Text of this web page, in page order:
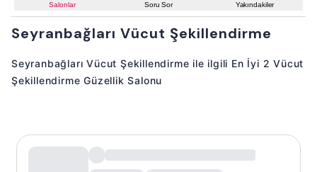
Salonlar Soru Sor Yakındakiler
Seyranbağları Vücut Şekillendirme
Seyranbağları Vücut Şekillendirme ile ilgili En İyi 2 Vücut
Şekillendirme Güzellik Salonu